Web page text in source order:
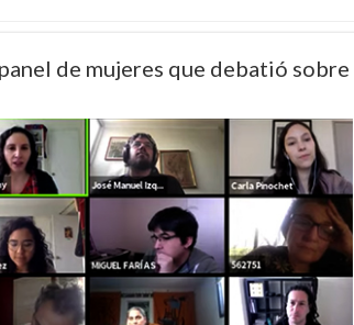
de mujeres que debatió sobre